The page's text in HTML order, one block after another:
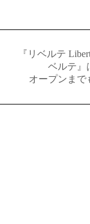
『リベルテ
ベルテ』
オープンまで